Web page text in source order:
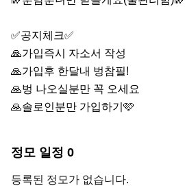
✅️공지체크✅️
🙏가입즉시 자소서 작성
🙏가입후 한달내 벙참필!
🙏벙 나오실분만 꼭 오세요
🙏솔로인분만 가입하기🩷
정모 일정 0
등록된 정모가 없습니다.